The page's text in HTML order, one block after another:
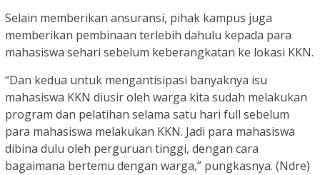
Selain memberikan ansuransi, pihak kampus juga
memberikan pembinaan terlebih dahulu kepada para
mahasiswa sehari sebelum keberangkatan ke lokasi KKN.
“Dan kedua untuk mengantisipasi banyaknya isu
mahasiswa KKN diusir oleh warga kita sudah melakukan
program dan pelatihan selama satu hari full sebelum
para mahasiswa melakukan KKN. Jadi para mahasiswa
dibina dulu oleh perguruan tinggi, dengan cara
bagaimana bertemu dengan warga,” pungkasnya. (Ndre)